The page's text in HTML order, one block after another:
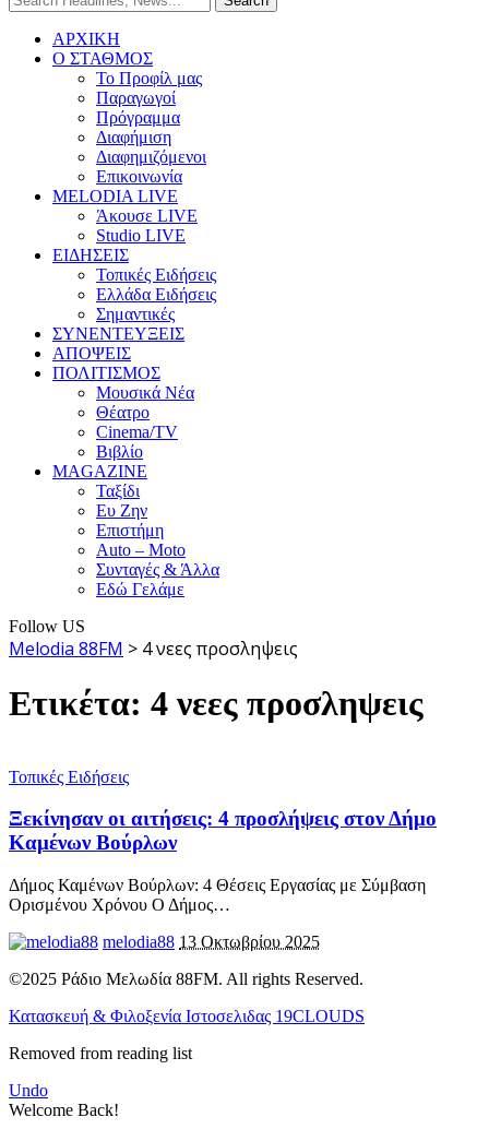
ΑΡΧΙΚΗ
Ο ΣΤΑΘΜΟΣ
Το Προφίλ μας
Παραγωγοί
Πρόγραμμα
Διαφήμιση
Διαφημιζόμενοι
Επικοινωνία
MELODIA LIVE
Άκουσε LIVE
Studio LIVE
ΕΙΔΗΣΕΙΣ
Τοπικές Ειδήσεις
Ελλάδα Ειδήσεις
Σημαντικές
ΣΥΝΕΝΤΕΥΞΕΙΣ
ΑΠΟΨΕΙΣ
ΠΟΛΙΤΙΣΜΟΣ
Μουσικά Νέα
Θέατρο
Cinema/TV
Βιβλίο
MAGAZINE
Ταξίδι
Ευ Ζην
Επιστήμη
Auto – Moto
Συνταγές & Άλλα
Εδώ Γελάμε
Follow US
Melodia 88FM > 4 νεες προσληψεις
Ετικέτα: 4 νεες προσληψεις
Τοπικές Ειδήσεις
Ξεκίνησαν οι αιτήσεις: 4 προσλήψεις στον Δήμο
Καμένων Βούρλων
Δήμος Καμένων Βούρλων: 4 Θέσεις Εργασίας με Σύμβαση
Ορισμένου Χρόνου Ο Δήμος…
melodia88 13 Οκτωβρίου 2025
©2025 Ράδιο Μελωδία 88FM. All rights Reserved.
Κατασκευή & Φιλοξενία Ιστοσελιδας 19CLOUDS
Removed from reading list
Undo
Welcome Back!